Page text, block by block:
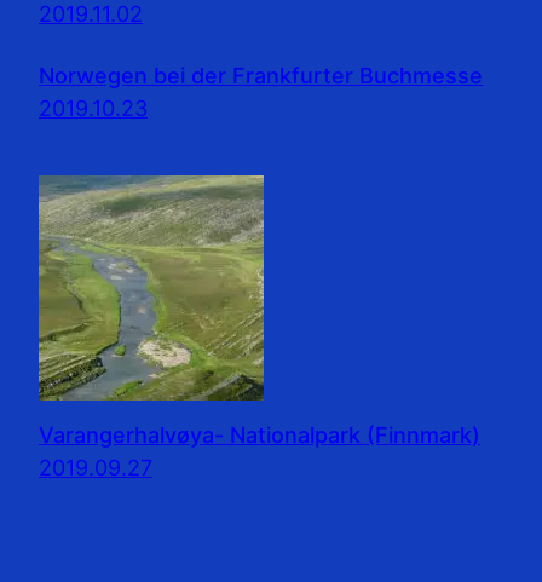
2019.11.02
Norwegen bei der Frankfurter Buchmesse
2019.10.23
Varangerhalvøya- Nationalpark (Finnmark)
2019.09.27